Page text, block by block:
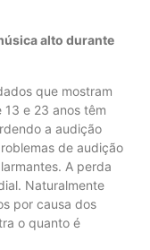
alto durante
que mostram
13 e 23 anos têm
a audição
de audição
A perda
Naturalmente
por causa dos
o quanto é